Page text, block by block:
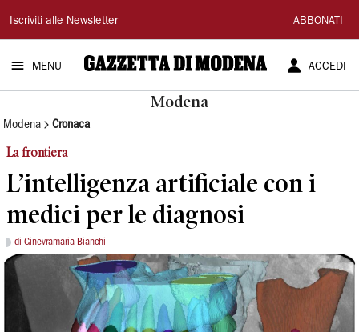
Gazzetta
di
Modena
Iscriviti alle Newsletter ABBONATI
MENU ACCEDI
Modena
Modena Cronaca
La frontiera
L’intelligenza artificiale con i
medici per le diagnosi
di Ginevramaria Bianchi